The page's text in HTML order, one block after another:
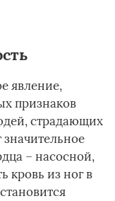
явление,
признаков
страдающих
– насосной,
кровь из ног в